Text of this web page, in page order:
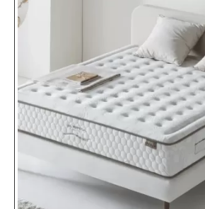
de descubrir el colchón
¿Qué
un colchón de
muelles?
Un colchón de muelles utiliza
resortes metálicos para
Pero no todos los
muelles son iguales. Hoy en
varios tipos que se adaptan a